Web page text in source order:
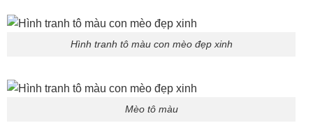
Hình tranh tô màu con mèo đẹp xinh
Mèo tô màu